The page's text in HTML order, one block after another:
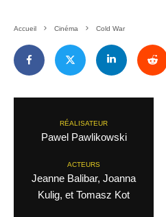
Accueil Cinéma Cold War
RÉALISATEUR
Pawel Pawlikowski
ACTEURS
Jeanne Balibar, Joanna
Kulig, et Tomasz Kot